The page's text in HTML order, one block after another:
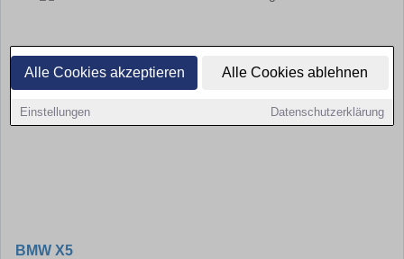
Alle Cookies akzeptieren Alle Cookies ablehnen
Einstellungen Datenschutzerklärung
BMW X5